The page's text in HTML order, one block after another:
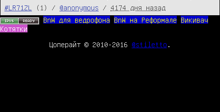
#LR71ZL
(1) / @anonymous / 4174 дня назад
BnW для ведрофона
BnW на Реформале
Викивач
Котятки
Цоперайт © 2010-2016 @stiletto